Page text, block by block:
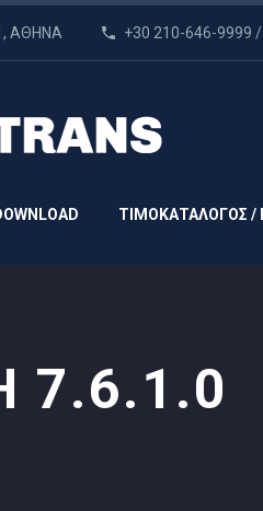
ΑΘΗΝΑ +30 210-646-9999
ΤΙΜΟΚΑΤΑΛΟΓΟΣ /
7.6.1.0